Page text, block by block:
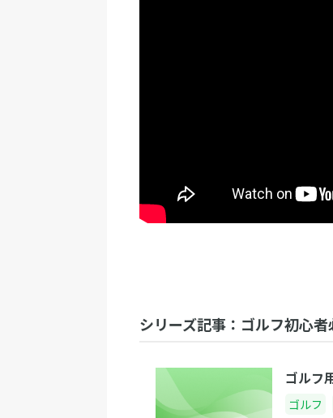
シリーズ記事：ゴルフ初心
ゴルフ
ゴルフ